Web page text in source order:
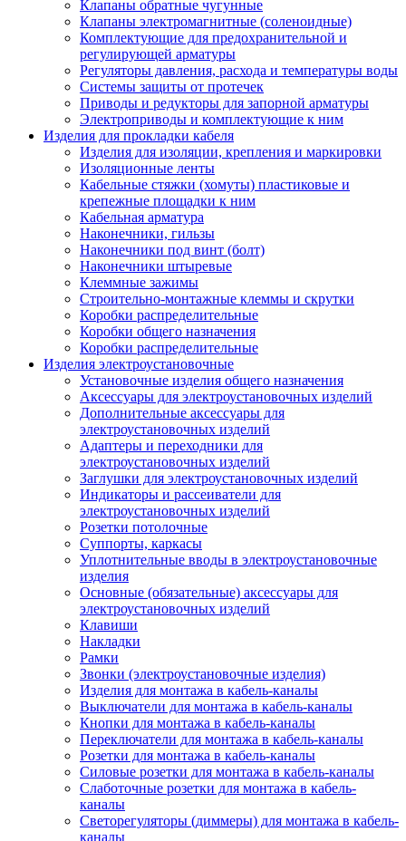
Клапаны обратные чугунные
Клапаны электромагнитные (соленоидные)
Комплектующие для предохранительной и
регулирующей арматуры
Регуляторы давления, расхода и температуры воды
Системы защиты от протечек
Приводы и редукторы для запорной арматуры
Электроприводы и комплектующие к ним
Изделия для прокладки кабеля
Изделия для изоляции, крепления и маркировки
Изоляционные ленты
Кабельные стяжки (хомуты) пластиковые и
крепежные площадки к ним
Кабельная арматура
Наконечники, гильзы
Наконечники под винт (болт)
Наконечники штыревые
Клеммные зажимы
Строительно-монтажные клеммы и скрутки
Коробки распределительные
Коробки общего назначения
Коробки распределительные
Изделия электроустановочные
Установочные изделия общего назначения
Аксессуары для электроустановочных изделий
Дополнительные аксессуары для
электроустановочных изделий
Адаптеры и переходники для
электроустановочных изделий
Заглушки для электроустановочных изделий
Индикаторы и рассеиватели для
электроустановочных изделий
Розетки потолочные
Суппорты, каркасы
Уплотнительные вводы в электроустановочные
изделия
Основные (обязательные) аксессуары для
электроустановочных изделий
Клавиши
Накладки
Рамки
Звонки (электроустановочные изделия)
Изделия для монтажа в кабель-каналы
Выключатели для монтажа в кабель-каналы
Кнопки для монтажа в кабель-каналы
Переключатели для монтажа в кабель-каналы
Розетки для монтажа в кабель-каналы
Силовые розетки для монтажа в кабель-каналы
Слаботочные розетки для монтажа в кабель-
каналы
Светорегуляторы (диммеры) для монтажа в кабель-
каналы